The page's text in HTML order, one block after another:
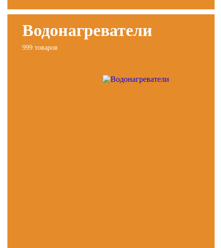
Водонагреватели
999 товаров